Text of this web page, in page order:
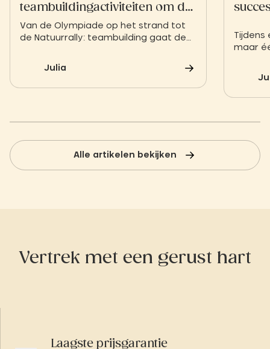
teambuildingactiviteiten om de
teamcohesie te versterken
Van de Olympiade op het strand tot
de Natuurrally: teambuilding gaat de
activiteiten om de betrokkenheid van
inspirerende omgeving.
Julia
maar
Alle artikelen bekijken
Vertrek met een gerust hart
Laagste prijsgarantie